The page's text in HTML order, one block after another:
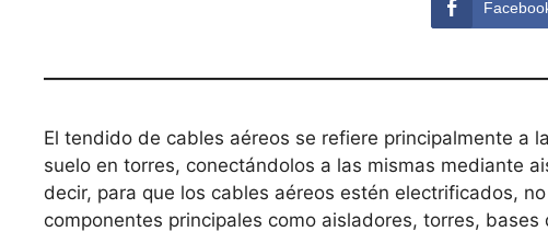
El tendido de cables aéreos se refiere principalmente a
suelo en torres, conectándolos a las mismas mediante
decir, para que los cables aéreos estén electrificados,
componentes principales como aisladores, torres,